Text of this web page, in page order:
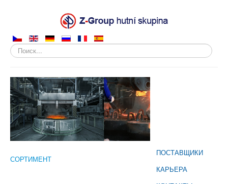
Искать...
ПОСТАВЩИКИ
КАРЬЕРА
СОРТИМЕНТ